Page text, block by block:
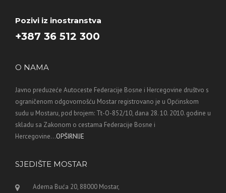
Pozivi iz inostranstva
+387 36 512 300
O NAMA
Javno preduzeće Autoceste Federacije Bosne i Hercegovine društvo s
ograničenom odgovornošću Mostar registrovano je u Općinskom
sudu u Mostaru, pod brojem: Tt-O-852/10, dana 28. 10. 2010. godine u
skladu sa Zakonom o cestama Federacije Bosne i
Hercegovine...OPŠIRNIJE
SJEDIŠTE MOSTAR
Adema Buća 20, 88000 Mostar,